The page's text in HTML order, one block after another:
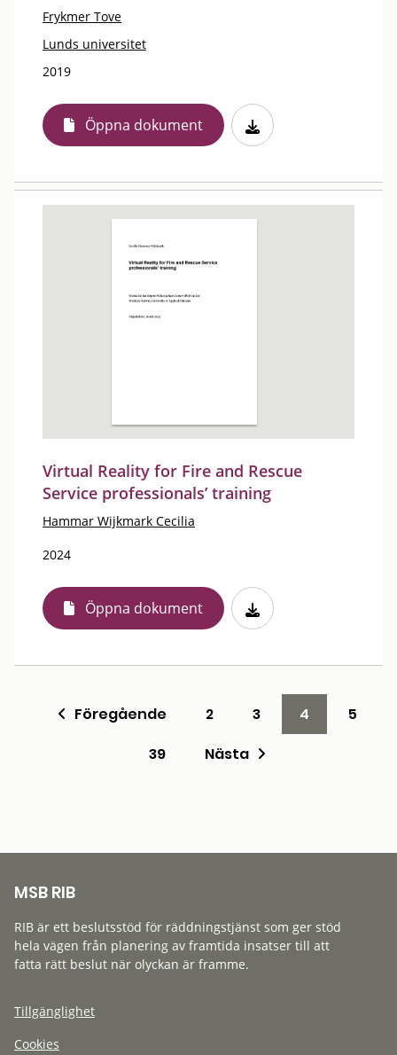
Frykmer Tove
Lunds universitet
2019
Öppna dokument
Virtual Reality for Fire and Rescue
Service professionals’ training
Hammar Wijkmark Cecilia
2024
Öppna dokument
Föregående 2 3 4
5
39
Nästa
MSB RIB
RIB är ett beslutsstöd för räddningstjänst som ger stöd
hela vägen från planering av framtida insatser till att
fatta rätt beslut när olyckan är framme.
Tillgänglighet
Cookies